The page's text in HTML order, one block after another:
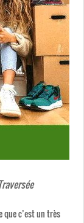
c’est un très